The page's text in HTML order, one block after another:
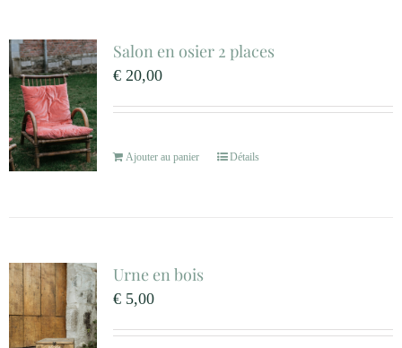
Salon en osier 2 places
€20,00
Ajouter au panier Détails
Urne en bois
€5,00